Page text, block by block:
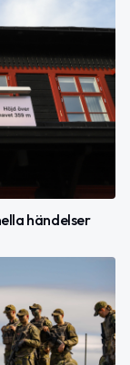
händelser